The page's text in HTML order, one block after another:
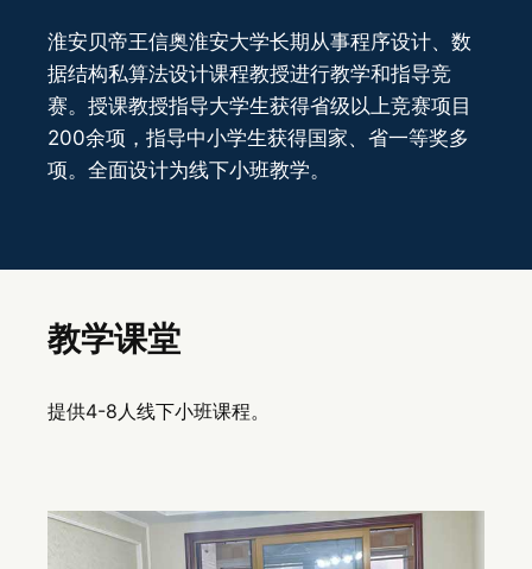
淮安贝帝王信奥淮安大学长期从事程序设计、数
据结构私算法设计课程教授进行教学和指导竞
赛。授课教授指导大学生获得省级以上竞赛项目
200余项，指导中小学生获得国家、省一等奖多
项。全面设计为线下小班教学。
教学课堂
提供4-8人线下小班课程。